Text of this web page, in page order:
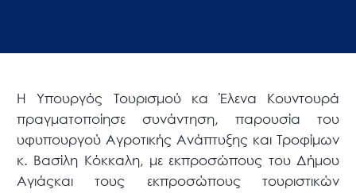
Η Υπουργός Τουρισμού κα Έλενα Κουντουρά
πραγματοποίησε συνάντηση, παρουσία του
υφυπουργού Αγροτικής Ανάπτυξης και Τροφίμων
κ. Βασίλη Κόκκαλη, με εκπροσώπους του Δήμου
Αγιάςκαι τους εκπροσώπους τουριστικών